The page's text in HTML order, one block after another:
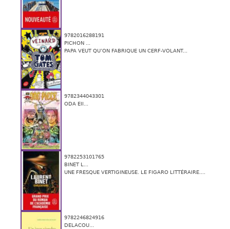
9782016288191
PICHON ...
PAPA VEUT QU’ON FABRIQUE UN CERF-VOLANT...
9782344043301
ODA EII...
9782253101765
BINET L...
UNE FRESQUE VERTIGINEUSE. LE FIGARO LITTÉRAIRE....
9782246824916
DELACOU...